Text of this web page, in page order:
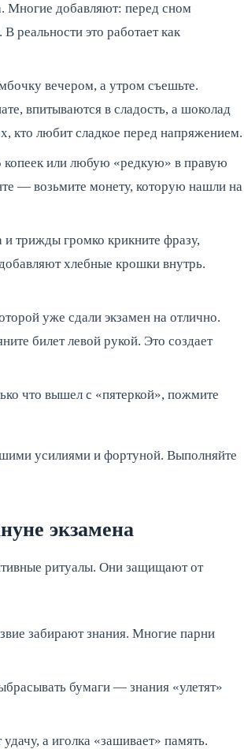
Многие добавляют: перед сном
реальности это работает как
вечером, а утром съешьте.
впитываются в сладость, а шоколад
кто любит сладкое перед напряжением.
или любую «редкую» в правую
— возьмите монету, которую нашли на
трижды громко крикните фразу,
хлебные крошки внутрь.
уже сдали экзамен на отлично.
билет левой рукой. Это создает
что вышел с «пятеркой», пожмите
усилиями и фортуной. Выполняйте
экзамена
ритуалы. Они защищают от
забирают знания. Многие парни
бумаги — знания «улетят»
а иголка «зашивает» память.